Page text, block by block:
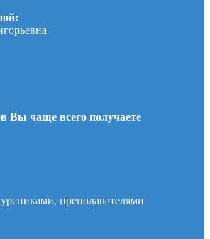
Вы чаще всего получаете
преподавателями